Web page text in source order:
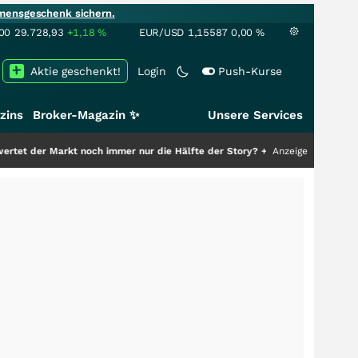
sichern.
29.728,93 +1,18% EUR/USD 1,15587 0,00 %
Login Push-Kurse
Aktie geschenkt!
Broker-Magazin ✨ Unsere Services
noch immer nur die Hälfte der Story?+++ Anzeige